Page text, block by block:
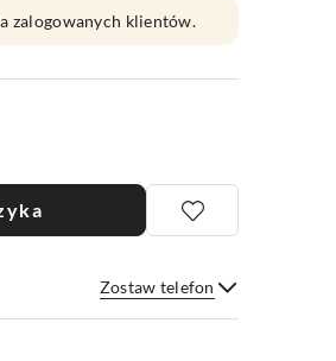
zalogowanych klientów.
Zostaw telefon
Wyślij